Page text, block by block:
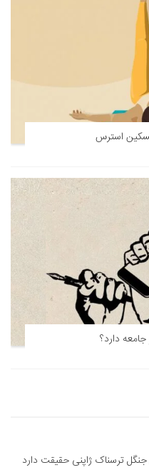
دارد؟
ترسناک ژاپنی حقیقت دارد